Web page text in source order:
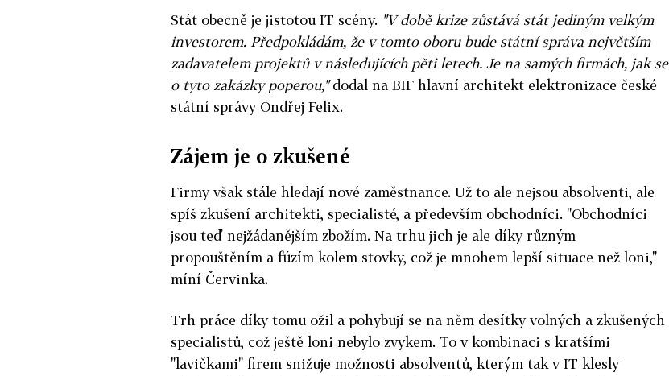
Stát obecně je jistotou IT scény. "V době krize zůstává stát jediným velkým
investorem. Předpokládám, že v tomto oboru bude státní správa největším
zadavatelem projektů v následujících pěti letech. Je na samých firmách, jak se
o tyto zakázky poperou,"dodal na BIF hlavní architekt elektronizace české
státní správy Ondřej Felix.
Zájem je o zkušené
Firmy však stále hledají nové zaměstnance. Už to ale nejsou absolventi, ale
spíš zkušení architekti, specialisté, a především obchodníci. "Obchodníci
jsou teď nejžádanějším zbožím. Na trhu jich je ale díky různým
propouštěním a fúzím kolem stovky, což je mnohem lepší situace než loni,"
míní Červinka.
Trh práce díky tomu ožil a pohybují se na něm desítky volných a zkušených
specialistů, což ještě loni nebylo zvykem. To v kombinaci s kratšími
"lavičkami" firem snižuje možnosti absolventů, kterým tak v IT klesly